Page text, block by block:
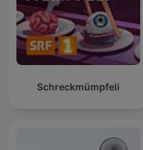
Schreckmümpfeli